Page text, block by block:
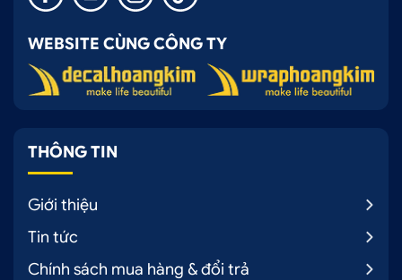
WEBSITE CÙNG CÔNG TY
THÔNG TIN
Giới thiệu
Tin tức
Chính sách mua hàng & đổi trả